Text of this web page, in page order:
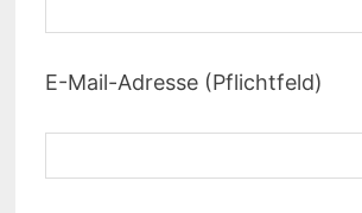
E-Mail-Adresse (Pflichtfeld)